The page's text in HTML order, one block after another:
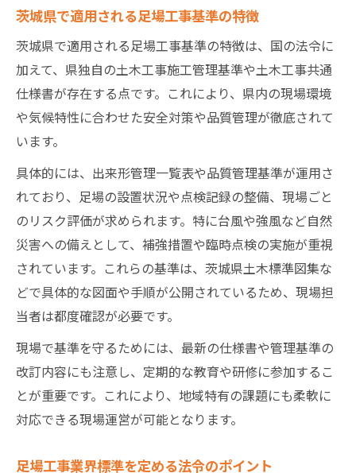
茨城県で適用される足場工事基準の特徴
茨城県で適用される足場工事基準の特徴は、国の法令に
加えて、県独自の土木工事施工管理基準や土木工事共通
仕様書が存在する点です。これにより、県内の現場環境
や気候特性に合わせた安全対策や品質管理が徹底されて
います。
具体的には、出来形管理一覧表や品質管理基準が運用さ
れており、足場の設置状況や点検記録の整備、現場ごと
のリスク評価が求められます。特に台風や強風など自然
災害への備えとして、補強措置や臨時点検の実施が重視
されています。これらの基準は、茨城県土木標準図集な
どで具体的な図面や手順が公開されているため、現場担
当者は都度確認が必要です。
現場で基準を守るためには、最新の仕様書や管理基準の
改訂内容にも注意し、定期的な教育や研修に参加するこ
とが重要です。これにより、地域特有の課題にも柔軟に
対応できる現場運営が可能となります。
足場工事業界標準を定める法令のポイント